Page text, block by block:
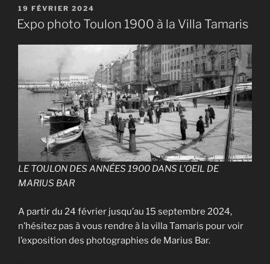
fouilles
la
base
navale
de
Toulon »
PUBLIÉ
LE
19 FÉVRIER 2024
Expo photo Toulon 1900 à la Villa Tamaris
LE TOULON DES ANNÉES 1900 DANS L’OEIL DE
MARIUS BAR
A partir du 24 février jusqu’au 15 septembre 2024,
n’hésitez pas à vous rendre à la villa Tamaris pour voir
l’exposition des photographies de Marius Bar.